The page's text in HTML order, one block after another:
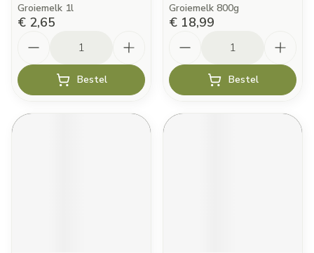
Groiemelk 1l
€ 2,65
Bestel
Groiemelk 800g
€ 18,99
Bestel